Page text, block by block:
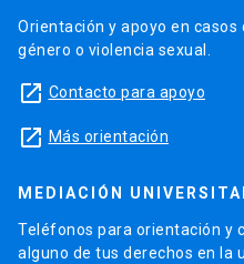
Orientación y apoyo en
género o violencia sexual.
launch Contacto para apoyo
launch Más orientación
MEDIACIÓN
Teléfonos para orientación y
alguno de tus derechos en la